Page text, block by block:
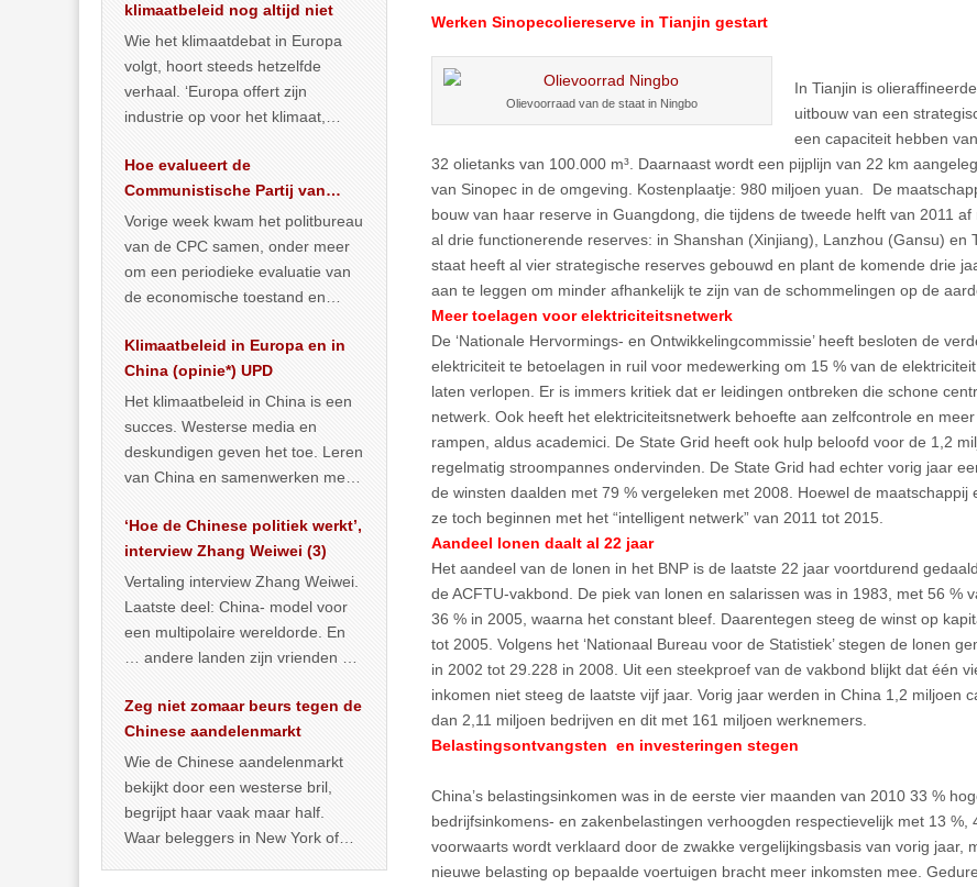
Werken Sinopecoliereserve in Tianjin gestart
Olievoorraad van de staat in Ningbo
In Tianjin is
uitbouw van een
een capaciteit hebben
32 olietanks van 100.000 m³. Daarnaast wordt een pijplijn van 22 km
van Sinopec in de omgeving. Kostenplaatje: 980 miljoen yuan. De
bouw van haar reserve in Guangdong, die tijdens de tweede helft van 2011
al drie functionerende reserves: in Shanshan (Xinjiang), Lanzhou (Gansu) en
staat heeft al vier strategische reserves gebouwd en plant de komende drie
aan te leggen om minder afhankelijk te zijn van de schommelingen op de
Meer toelagen voor elektriciteitsnetwerk
De ‘Nationale Hervormings- en Ontwikkelingcommissie’ heeft besloten de
elektriciteit te betoelagen in ruil voor medewerking om 15 % van de
laten verlopen. Er is immers kritiek dat er leidingen ontbreken die schone
netwerk. Ook heeft het elektriciteitsnetwerk behoefte aan zelfcontrole en
rampen, aldus academici. De State Grid heeft ook hulp beloofd voor de 1,2
regelmatig stroompannes ondervinden. De State Grid had echter vorig jaar
de winsten daalden met 79 % vergeleken met 2008. Hoewel de maatschappij
ze toch beginnen met het “intelligent netwerk” van 2011 tot 2015.
Aandeel lonen daalt al 22 jaar
Het aandeel van de lonen in het BNP is de laatste 22 jaar voortdurend
de ACFTU-vakbond. De piek van lonen en salarissen was in 1983, met 56 %
36 % in 2005, waarna het constant bleef. Daarentegen steeg de winst op
tot 2005. Volgens het ‘Nationaal Bureau voor de Statistiek’ stegen de lonen
in 2002 tot 29.228 in 2008. Uit een steekproef van de vakbond blijkt dat één
inkomen niet steeg de laatste vijf jaar. Vorig jaar werden in China 1,2 miljoen
dan 2,11 miljoen bedrijven en dit met 161 miljoen werknemers.
Belastingsontvangsten en investeringen stegen
China’s belastingsinkomen was in de eerste vier maanden van 2010 33 %
bedrijfsinkomens- en zakenbelastingen verhoogden respectievelijk met 13 %,
voorwaarts wordt verklaard door de zwakke vergelijkingsbasis van vorig jaar,
nieuwe belasting op bepaalde voertuigen bracht meer inkomsten mee.
klimaatbeleid nog altijd niet
Wie het klimaatdebat in Europa
volgt, hoort steeds hetzelfde
verhaal. ‘Europa offert zijn
industrie op voor het klimaat,
vergroening… >> lees meer
Hoe evalueert de
Communistische Partij van
China de economische
situatie?
Vorige week kwam het politbureau
van de CPC samen, onder meer
om een periodieke evaluatie van
de economische toestand en
publiceerden… >> lees meer
Klimaatbeleid in Europa en in
China (opinie*) UPD
Het klimaatbeleid in China is een
succes. Westerse media en
deskundigen geven het toe. Leren
van China en samenwerken met
… >> lees meer
‘Hoe de Chinese politiek werkt’,
interview Zhang Weiwei (3)
Vertaling interview Zhang Weiwei.
Laatste deel: China- model voor
een multipolaire wereldorde. En
… andere landen zijn vrienden of
Zeg niet zomaar beurs tegen de
Chinese aandelenmarkt
Wie de Chinese aandelenmarkt
bekijkt door een westerse bril,
begrijpt haar vaak maar half.
Waar beleggers in New York of